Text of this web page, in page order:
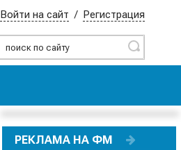
Найти
Войти на сайт / Регистрация
РЕКЛАМА НА ФМ